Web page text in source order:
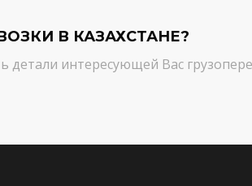
В КАЗАХСТАНЕ?
детали интересующей Вас